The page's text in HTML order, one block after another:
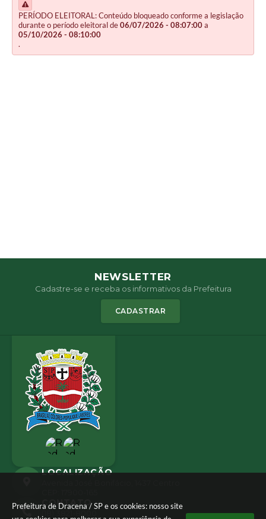
Prefeitura de Dracena / SP e os cookies: nosso site
PERÍODO ELEITORAL: Conteúdo bloqueado conforme a legislação
durante o período eleitoral de06/07/2026 - 08:07:00a
05/10/2026 - 08:10:00
.
NEWSLETTER
Cadastre-se e receba os informativos da Prefeitura
CADASTRAR
LOCALIZAÇÃO
CONTATO